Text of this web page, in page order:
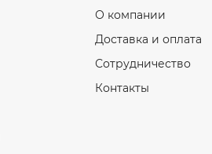
О компании
Доставка и оплата
Сотрудничество
Контакты